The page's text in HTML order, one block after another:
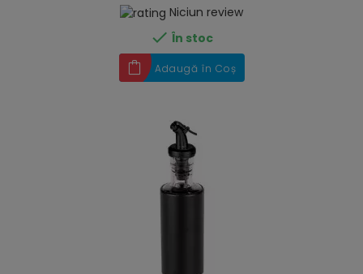
Niciun review
 În stoc
Adaugă în Coș